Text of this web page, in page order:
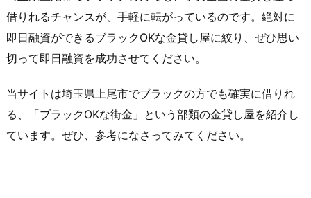
借りれるチャンスが、手軽に転がっているのです。絶対に
即日融資ができるブラックOKな金貸し屋に絞り、ぜひ思い
切って即日融資を成功させてください。
当サイトは埼玉県上尾市でブラックの方でも確実に借りれ
る、「ブラックOKな街金」という部類の金貸し屋を紹介し
ています。ぜひ、参考になさってみてください。